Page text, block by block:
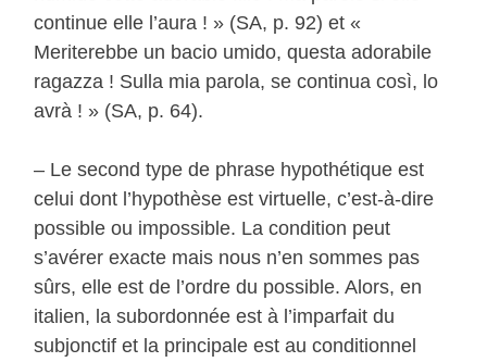
continue elle l’aura ! » (SA, p. 92) et «
Meriterebbe un bacio umido, questa adorabile
ragazza ! Sulla mia parola, se continua così, lo
avrà ! » (SA, p. 64).
– Le second type de phrase hypothétique est
celui dont l’hypothèse est virtuelle, c’est-à-dire
possible ou impossible. La condition peut
s’avérer exacte mais nous n’en sommes pas
sûrs, elle est de l’ordre du possible. Alors, en
italien, la subordonnée est à l’imparfait du
subjonctif et la principale est au conditionnel